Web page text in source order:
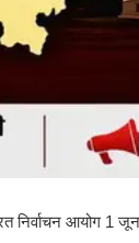
निर्वाचन आयोग